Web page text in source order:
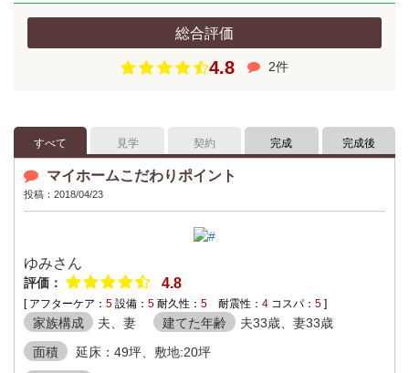
総合評価
4.8 2件
すべて 見学 契約 完成 完成後
マイホームこだわりポイント
投稿：2018/04/23
ゆみさん
評価： 4.8
[ アフターケア： 5 設備： 5 耐久性： 5 耐震性： 4 コスパ： 5 ]
家族構成 夫、妻 建てた年齢
夫33歳、妻33歳
面積
延床：49坪、敷地:20坪